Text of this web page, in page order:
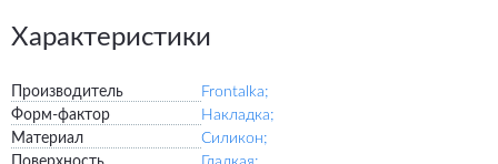
Характеристики
Производитель
Frontalka;
Форм-фактор
Накладка;
Материал
Силикон;